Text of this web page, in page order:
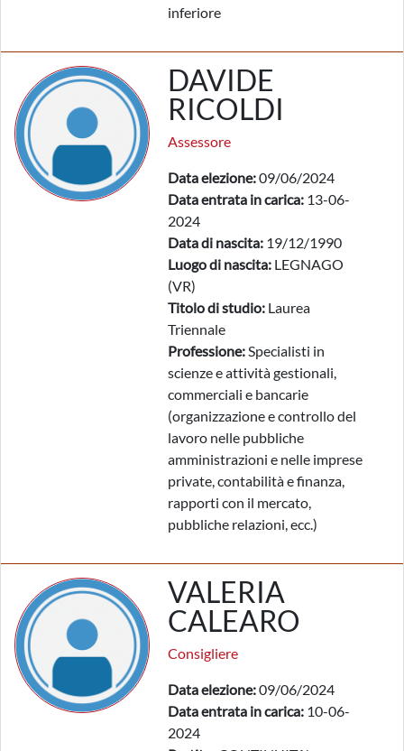
inferiore
DAVIDE
RICOLDI
Assessore
Data elezione:09/06/2024
Data entrata in carica: 13-06-
2024
Data di nascita: 19/12/1990
Luogo di nascita: LEGNAGO
(VR)
Titolo di studio: Laurea
Triennale
Professione:Specialisti in
scienze e attività gestionali,
commerciali e bancarie
(organizzazione e controllo del
lavoro nelle pubbliche
amministrazioni e nelle imprese
private, contabilità e finanza,
rapporti con il mercato,
pubbliche relazioni, ecc.)
VALERIA
CALEARO
Consigliere
Data elezione:09/06/2024
Data entrata in carica: 10-06-
2024